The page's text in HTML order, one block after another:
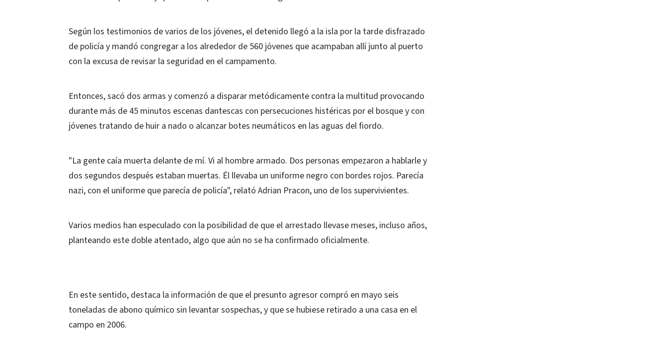
Según los testimonios de varios de los jóvenes, el detenido llegó a la isla por la tarde disfrazado
de policía y mandó congregar a los alrededor de 560 jóvenes que acampaban allí junto al puerto
con la excusa de revisar la seguridad en el campamento.
Entonces, sacó dos armas y comenzó a disparar metódicamente contra la multitud provocando
durante más de 45 minutos escenas dantescas con persecuciones histéricas por el bosque y con
jóvenes tratando de huir a nado o alcanzar botes neumáticos en las aguas del fiordo.
"La gente caía muerta delante de mí. Vi al hombre armado. Dos personas empezaron a hablarle y
dos segundos después estaban muertas. Él llevaba un uniforme negro con bordes rojos. Parecía
nazi, con el uniforme que parecía de policía", relató Adrian Pracon, uno de los supervivientes.
Varios medios han especulado con la posibilidad de que el arrestado llevase meses, incluso años,
planteando este doble atentado, algo que aún no se ha confirmado oficialmente.
En este sentido, destaca la información de que el presunto agresor compró en mayo seis
toneladas de abono químico sin levantar sospechas, y que se hubiese retirado a una casa en el
campo en 2006.